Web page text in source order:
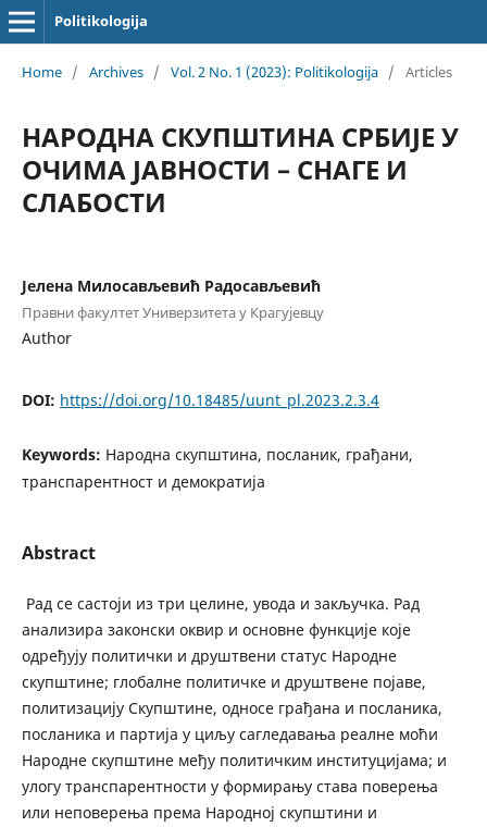
Politikologija
Home / Archives / Vol. 2 No. 1 (2023): Politikologija / Articles
НАРОДНА СКУПШТИНА СРБИЈЕ У
ОЧИМА ЈАВНОСТИ – СНАГЕ И
СЛАБОСТИ
Јелена Милосављевић Радосављевић
Правни факултет Универзитета у Крагујевцу
Author
DOI: https://doi.org/10.18485/uunt_pl.2023.2.3.4
Keywords: Народна скупштина, посланик, грађани,
транспарентност и демократија
Abstract
Рад се састоји из три целине, увода и закључка. Рад
анализира законски оквир и основне функције које
одређују политички и друштвени статус Народне
скупштине; глобалне политичке и друштвене појаве,
политизацију Скупштине, односе грађана и посланика,
посланика и партија у циљу сагледавања реалне моћи
Народне скупштине међу политичким институцијама; и
улогу транспарентности у формирању става поверења
или неповерења према Народној скупштини и